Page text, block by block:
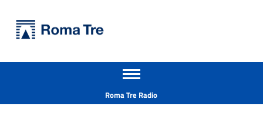
LUCIA DE NONNO - Università Roma Tre
Apri il menu secondario
Roma Tre Radio